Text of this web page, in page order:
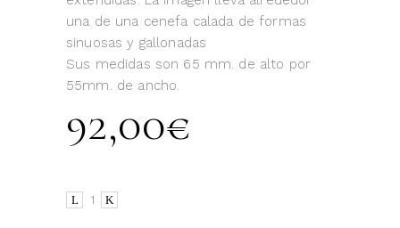
una de una cenefa calada de formas
sinuosas y gallonadas
Sus medidas son 65 mm. de alto por
55mm. de ancho.
92,00€
Ángel